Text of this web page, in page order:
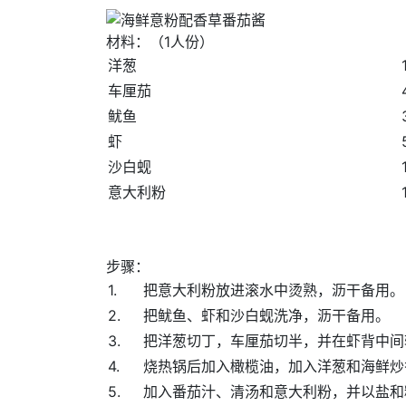
材料：（1人份）
洋葱
车厘茄
鱿鱼
虾
沙白蚬
意大利粉
步骤：
1.
把意大利粉放进滚水中烫熟，沥干备用。
2.
把鱿鱼、虾和沙白蚬洗净，沥干备用。
3.
把洋葱切丁，车厘茄切半，并在虾背中
4.
烧热锅后加入橄榄油，加入洋葱和海鲜
5.
加入番茄汁、清汤和意大利粉，并以盐